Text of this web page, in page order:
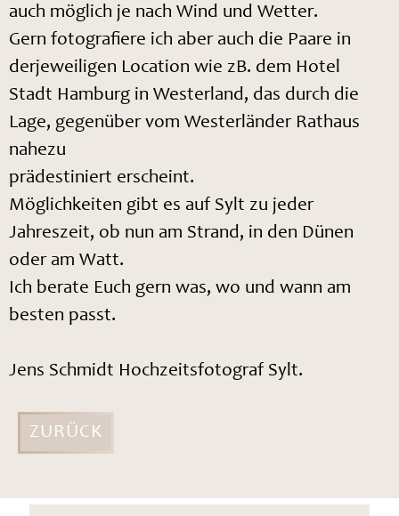
auch möglich je nach Wind und Wetter.
Gern fotografiere ich aber auch die Paare in
derjeweiligen Location wie zB. dem Hotel
Stadt Hamburg in Westerland, das durch die
Lage, gegenüber vom Westerländer Rathaus
nahezu
prädestiniert erscheint.
Möglichkeiten gibt es auf Sylt zu jeder
Jahreszeit, ob nun am Strand, in den Dünen
oder am Watt.
Ich berate Euch gern was, wo und wann am
besten passt.
Jens Schmidt Hochzeitsfotograf Sylt.
ZURÜCK